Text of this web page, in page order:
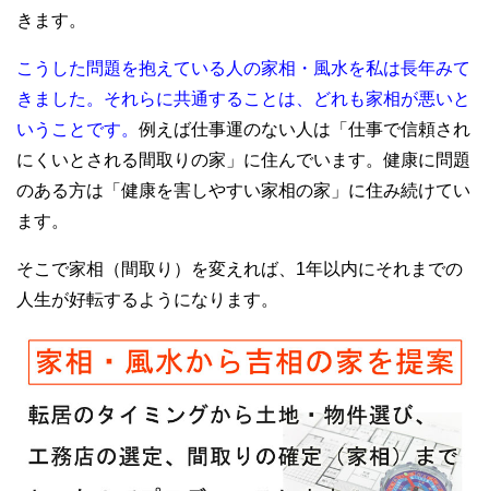
きます。
こうした問題を抱えている人の家相・風水を私は長年みて
きました。それらに共通することは、どれも家相が悪いと
いうことです。 例えば仕事運のない人は「仕事で信頼され
にくいとされる間取りの家」に住んでいます。健康に問題
のある方は「健康を害しやすい家相の家」に住み続けてい
ます。
そこで家相（間取り）を変えれば、1年以内にそれまでの
人生が好転するようになります。